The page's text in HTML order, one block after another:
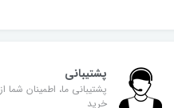
پشتیبانی
پشتیبانی ما، اطمینان شما از
خرید